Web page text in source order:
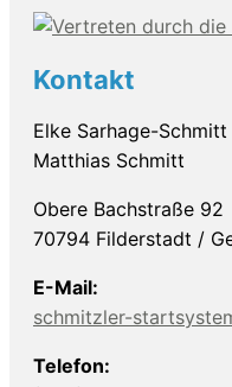
Kontakt
Elke Sarhage-Schmitt
Matthias Schmitt
Obere Bachstraße 92
70794 Filderstadt /
E-Mail:
schmitzler-
Telefon: